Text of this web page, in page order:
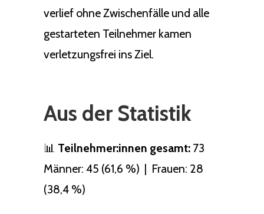
verlief ohne Zwischenfälle und alle
gestarteten Teilnehmer kamen
verletzungsfrei ins Ziel.
Aus der Statistik
📊 Teilnehmer:innen gesamt: 73
Männer: 45 (61,6 %) | Frauen: 28
(38,4 %)